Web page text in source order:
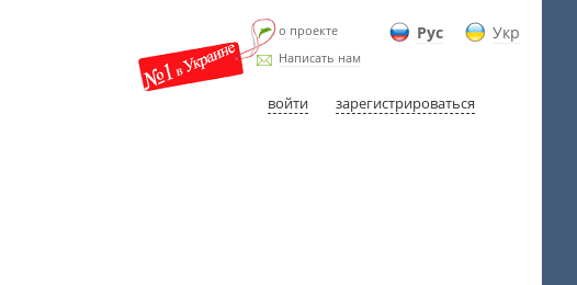
Рус Укр
о проекте
Написать нам
войти зарегистрироваться